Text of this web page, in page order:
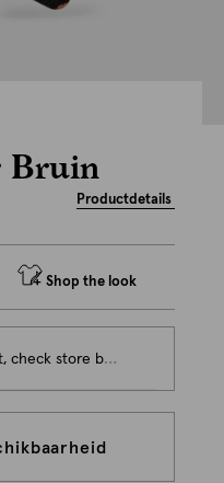
Bruin
Productdetails
Shop the look
beschikbaarheid